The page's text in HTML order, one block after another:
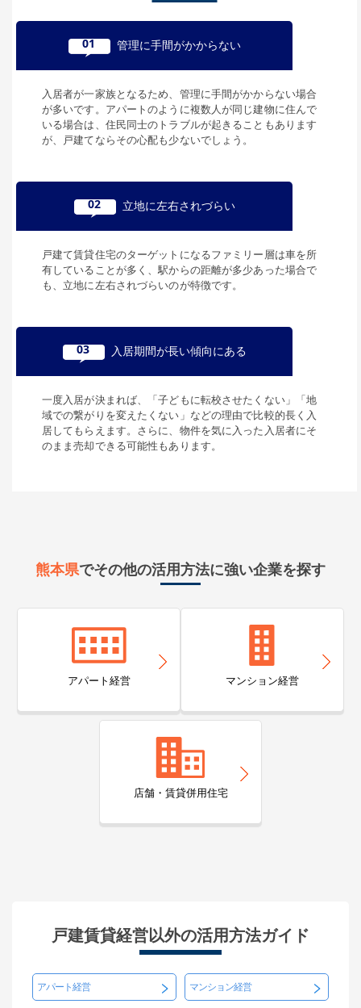
01 管理に手間がかからない
入居者が一家族となるため、管理に手間がかからない場合
が多いです。アパートのように複数人が同じ建物に住んで
いる場合は、住民同士のトラブルが起きることもあります
が、戸建てならその心配も少ないでしょう。
02 立地に左右されづらい
戸建て賃貸住宅のターゲットになるファミリー層は車を所
有していることが多く、駅からの距離が多少あった場合で
も、立地に左右されづらいのが特徴です。
03 入居期間が長い傾向にある
一度入居が決まれば、「子どもに転校させたくない」「地
域での繋がりを変えたくない」などの理由で比較的長く入
居してもらえます。さらに、物件を気に入った入居者にそ
のまま売却できる可能性もあります。
熊本県でその他の活用方法に強い企業を探す
アパート経営 マンション経営
店舗・賃貸併用住宅
戸建賃貸経営以外の活用方法ガイド
アパート経営 マンション経営